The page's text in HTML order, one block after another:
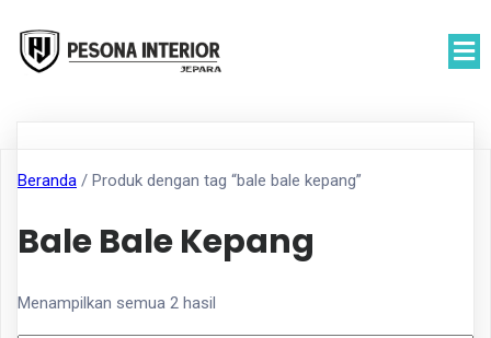
Beranda / Produk dengan tag “bale bale kepang”
Bale Bale Kepang
Menampilkan semua 2 hasil